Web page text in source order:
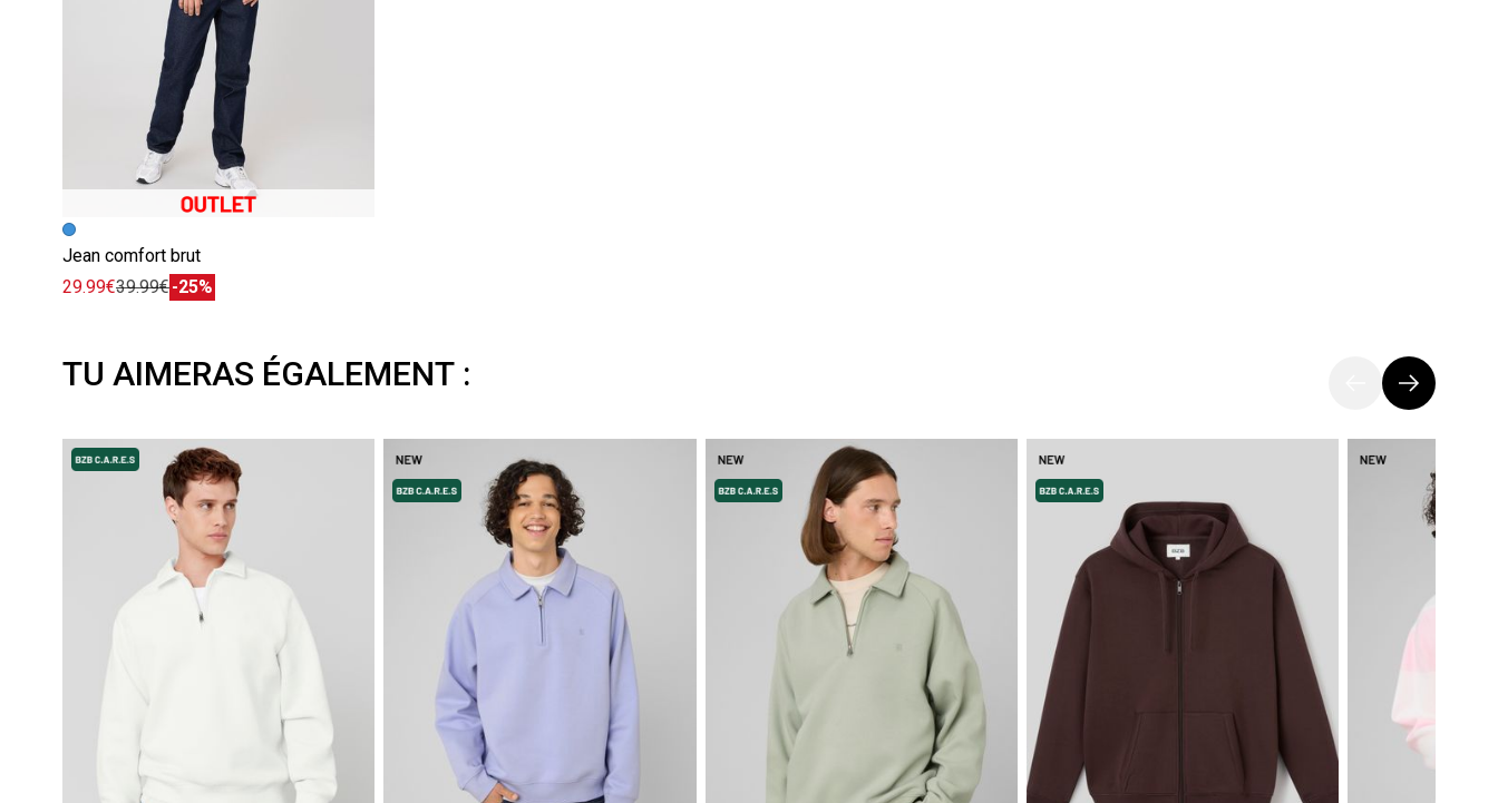
Jean comfort brut
29.99€39.99€-25%
TU AIMERAS ÉGALEMENT :